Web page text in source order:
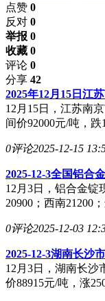
点赞 0
反对 0
举报 0
收藏 0
评论 0
分享 42
2025年12月15日江
12月15日，江苏南
间价92000元/吨，跌
0评论2025-12-15
2025-12-3全国铝合
12月3日，铝合金锭
20900；西南21200；
0评论2025-12-03
2025-12-3湖南长沙
12月3日，湖南长沙
价88915元/吨，涨